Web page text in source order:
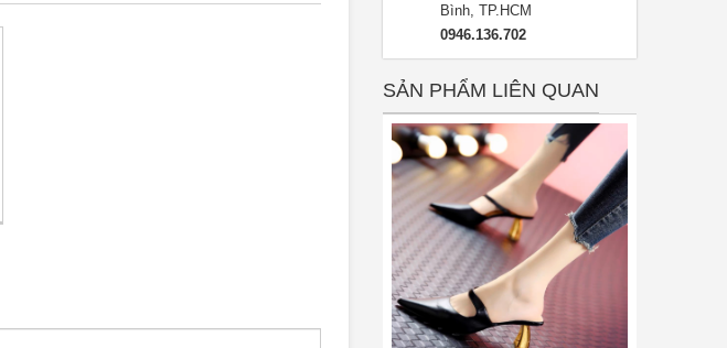
Bình, TP.HCM
0946.136.702
SẢN PHẨM LIÊN QUAN